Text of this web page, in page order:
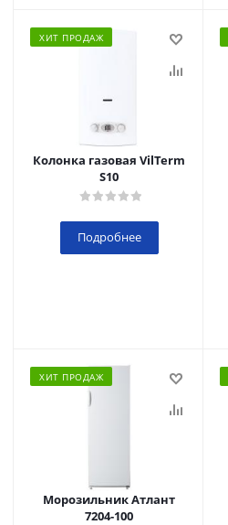
ХИТ ПРОДАЖ
Колонка газовая VilTerm
S10
Подробнее
ХИТ ПРОДАЖ
Морозильник Атлант
7204-100